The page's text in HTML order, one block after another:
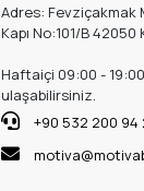
Adres: Fevziçakmak
Kapı No:101/B
Haftaiçi 09:00 -
ulaşabilirsiniz.
+90 532 200 94